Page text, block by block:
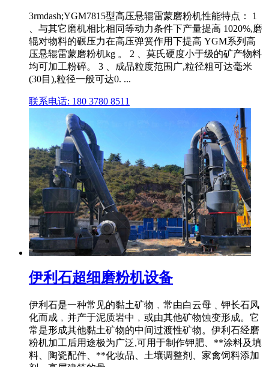
3rmdash;YGM7815型高压悬辊雷蒙磨粉机性能特点： 1
、与其它磨机相比相同等动力条件下产量提高 1020%,磨
辊对物料的碾压力在高压弹簧作用下提高 YGM系列高
压悬辊雷蒙磨粉机kg 。 2 、莫氏硬度小于级的矿产物料
均可加工粉碎。 3 、成品粒度范围广,粒径粗可达毫米
(30目),粒径一般可达0. ...
联系电话: 180 3780 8511
伊利石超细磨粉机设备
伊利石是一种常见的黏土矿物﹐常由白云母﹑钾长石风
化而成﹐并产于泥质岩中﹐或由其他矿物蚀变形成。它
常是形成其他黏土矿物的中间过渡性矿物。伊利石经磨
粉机加工后用途极为广泛,可用于制作钾肥、**涂料及填
料、陶瓷配件、**化妆品、土壤调整剂、家禽饲料添加